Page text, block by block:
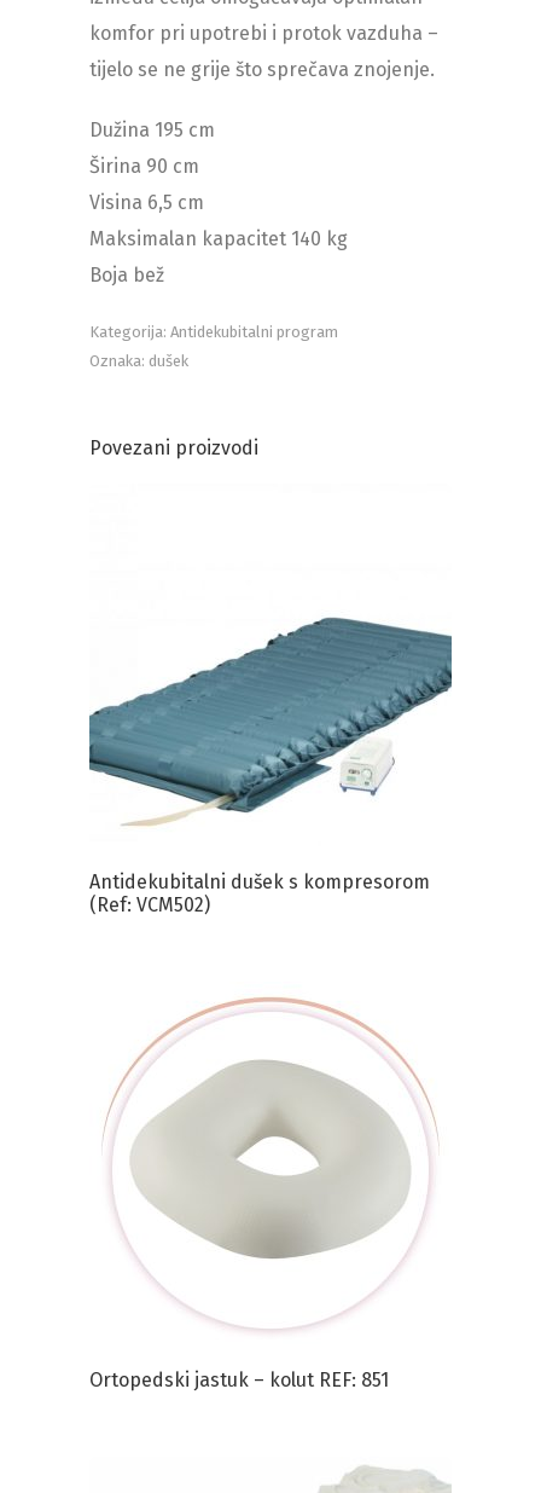
komfor pri upotrebi i protok vazduha –
tijelo se ne grije što sprečava znojenje.
Dužina 195 cm
Širina 90 cm
Visina 6,5 cm
Maksimalan kapacitet 140 kg
Boja bež
Kategorija: Antidekubitalni program
Oznaka: dušek
Povezani proizvodi
Antidekubitalni dušek s kompresorom
(Ref: VCM502)
Ortopedski jastuk – kolut REF: 851